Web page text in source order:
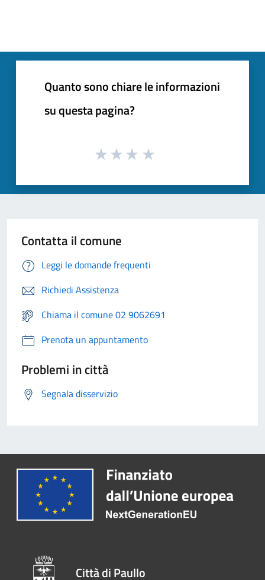
Quanto sono chiare le informazioni
su questa pagina?
Contatta il comune
Leggi le domande frequenti
Richiedi Assistenza
Chiama il comune 02 9062691
Prenota un appuntamento
Problemi in città
Segnala disservizio
Città di Paullo